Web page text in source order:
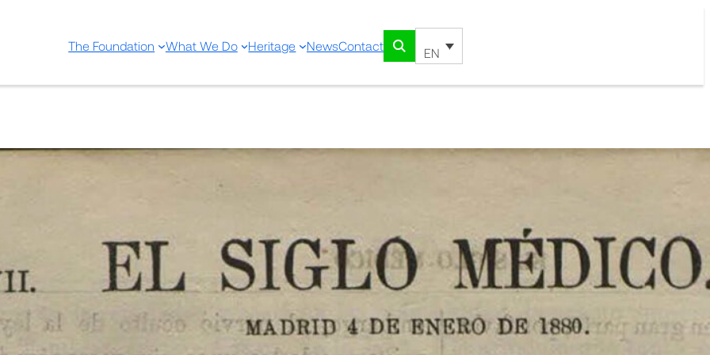
The Foundation What We Do Heritage NewsContact EN
El Siglo médico semana médica española : revista
Share: